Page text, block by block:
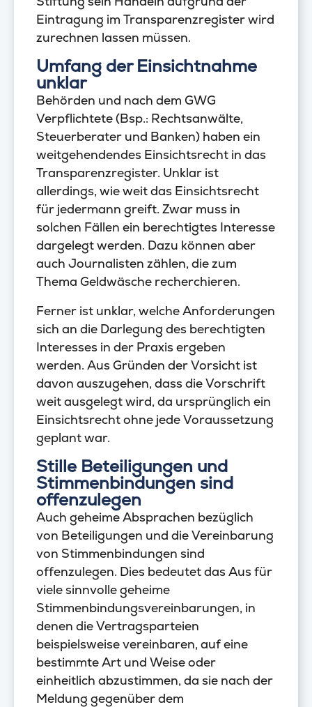
Eintragung im Transparenzregister wird
zurechnen lassen müssen.
Umfang der Einsichtnahme
unklar
Behörden und nach dem GWG
Verpflichtete (Bsp.: Rechtsanwälte,
Steuerberater und Banken) haben ein
weitgehendendes Einsichtsrecht in das
Transparenzregister. Unklar ist
allerdings, wie weit das Einsichtsrecht
für jedermann greift. Zwar muss in
solchen Fällen ein berechtigtes Interesse
dargelegt werden. Dazu können aber
auch Journalisten zählen, die zum
Thema Geldwäsche recherchieren.
Ferner ist unklar, welche Anforderungen
sich an die Darlegung des berechtigten
Interesses in der Praxis ergeben
werden. Aus Gründen der Vorsicht ist
davon auszugehen, dass die Vorschrift
weit ausgelegt wird, da ursprünglich ein
Einsichtsrecht ohne jede Voraussetzung
geplant war.
Stille Beteiligungen und
Stimmenbindungen sind
offenzulegen
Auch geheime Absprachen bezüglich
von Beteiligungen und die Vereinbarung
von Stimmenbindungen sind
offenzulegen. Dies bedeutet das Aus für
viele sinnvolle geheime
Stimmenbindungsvereinbarungen, in
denen die Vertragsparteien
beispielsweise vereinbaren, auf eine
bestimmte Art und Weise oder
einheitlich abzustimmen, da sie nach der
Meldung gegenüber dem